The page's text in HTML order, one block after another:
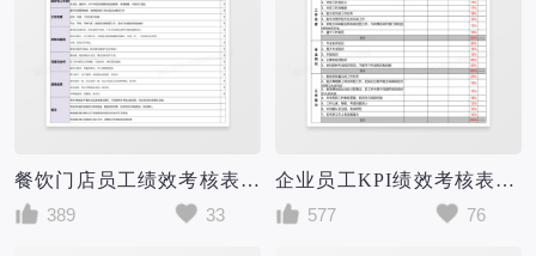
餐饮门店员工绩效考核表excel模板
389
33
企业员工KPI绩效考核表（KPI考核用）excel模板
577
76